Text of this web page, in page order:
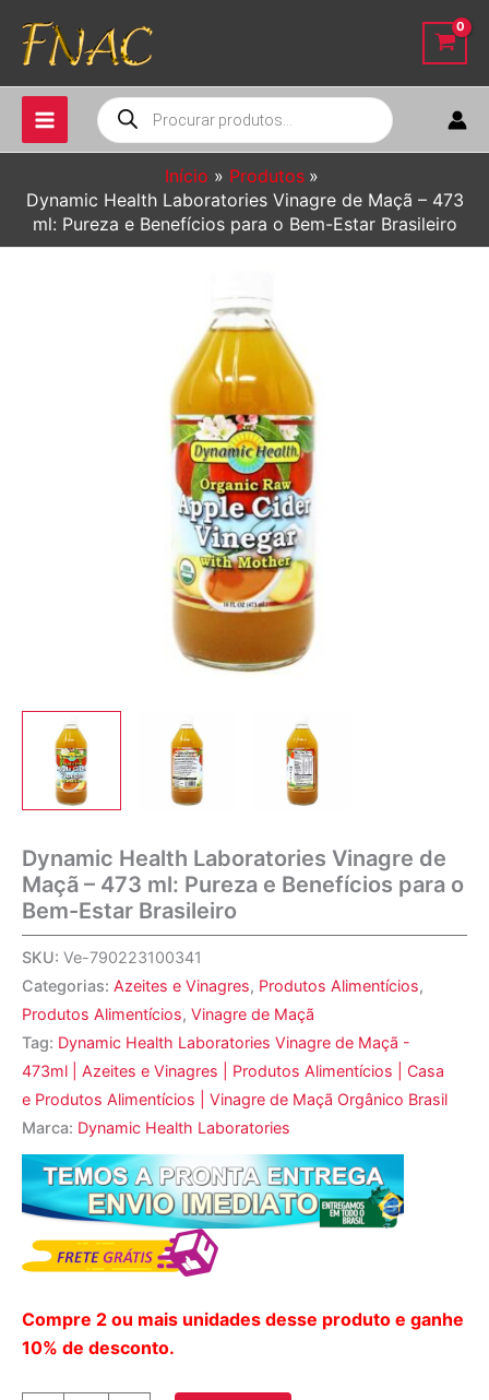
para
conteúdo
Pesquisar
produtos
Início
Produtos
Dynamic Health Laboratories Vinagre de Maçã – 473
ml: Pureza e Benefícios para o Bem-Estar Brasileiro
Dynamic Health Laboratories Vinagre de
Maçã – 473 ml: Pureza e Benefícios para o
Bem-Estar Brasileiro
SKU: Ve-790223100341
Categorias: Azeites e Vinagres, Produtos Alimentícios,
Produtos Alimentícios, Vinagre de Maçã
Tag: Dynamic Health Laboratories Vinagre de Maçã -
473ml | Azeites e Vinagres | Produtos Alimentícios | Casa
e Produtos Alimentícios | Vinagre de Maçã Orgânico Brasil
Marca: Dynamic Health Laboratories
Compre 2 ou mais unidades desse produto e ganhe
10% de desconto.